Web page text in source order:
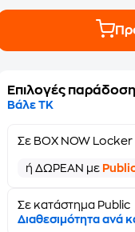
Επιλογές
Βάλε ΤΚ
Σε BOX NOW Locker
ή ΔΩΡΕΑΝ με
Σε κατάστημα Public
Διαθεσιμότητα ανά